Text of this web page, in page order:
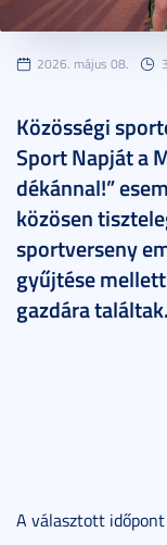
2026. május 08.
Közösségi
Sport Napját a
dékánnal!”
közösen
sportverseny
gyűjtése
gazdára találtak.
A választott